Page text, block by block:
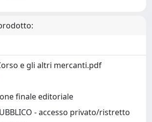
e gli altri mercanti.pdf
finale editoriale
- accesso privato/ristretto